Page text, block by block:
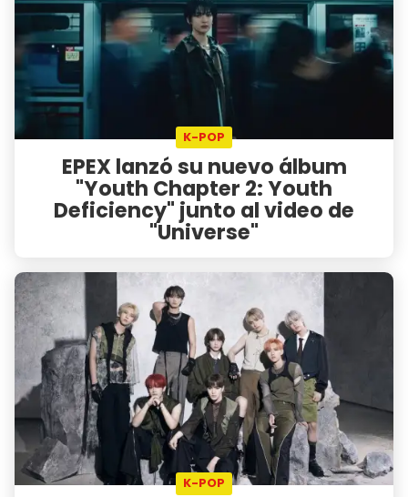
K-POP
EPEX lanzó su nuevo álbum
"Youth Chapter 2: Youth
Deficiency" junto al video de
"Universe"
K-POP